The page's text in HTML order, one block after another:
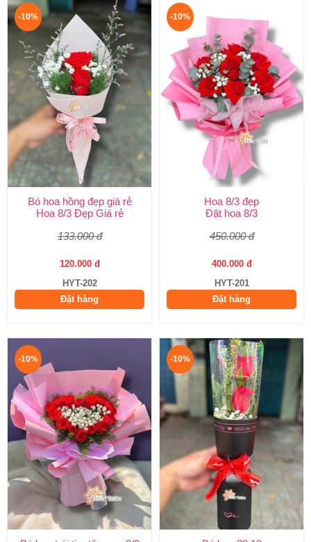
-10%
Bó hoa hồng đẹp giá rẻ
Hoa 8/3 Đẹp Giá rẻ
133.000 đ
120.000 đ
HYT-202
Đặt hàng
-10%
Hoa 8/3 đẹp
Đặt hoa 8/3
450.000 đ
400.000 đ
HYT-201
Đặt hàng
-10% -10%